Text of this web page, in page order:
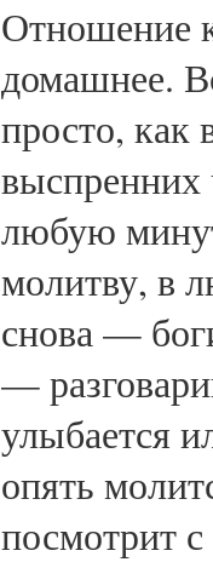
Отношение
домашнее.
просто, как
выспренних
любую
молитву, в
снова —
—
улыбается
опять
посмотрит